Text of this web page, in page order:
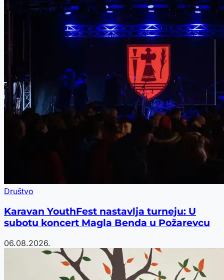
Društvo
Karavan YouthFest nastavlja turneju: U
subotu koncert Magla Benda u Požarevcu
06.08.2026.